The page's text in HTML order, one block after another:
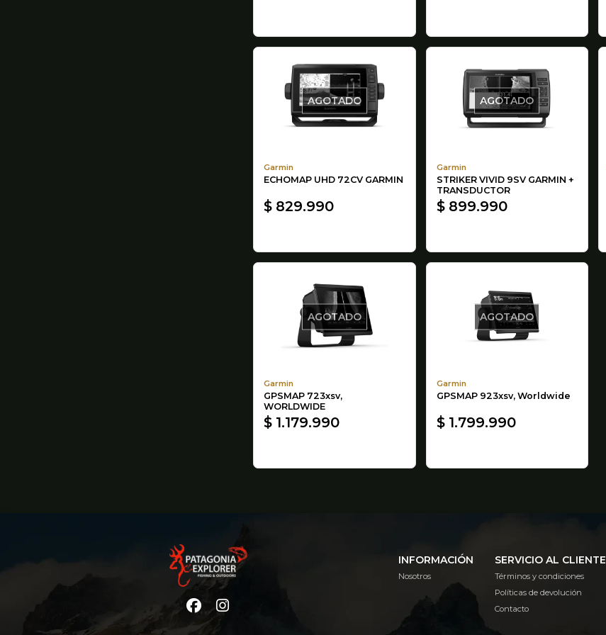
AGOTADO
Garmin
ECHOMAP UHD 72CV GARMIN
$ 829.990
AGOTADO
Garmin
STRIKER VIVID 9SV GARMIN +
TRANSDUCTOR
$ 899.990
AGOTADO
Garmin
GPSMAP 723xsv,
WORLDWIDE
$ 1.179.990
AGOTADO
Garmin
GPSMAP 923xsv, Worldwide
$ 1.799.990
INFORMACIÓN
Nosotros
SERVICIO AL CLIENTE
Términos y condiciones
Políticas de devolución
Contacto